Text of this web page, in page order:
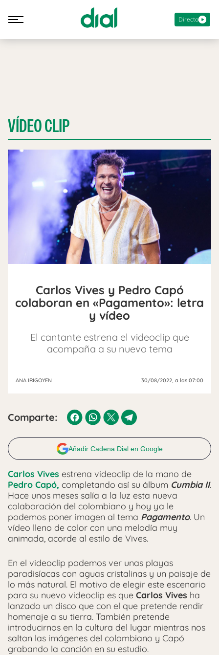
Directo
VÍDEO CLIP
Carlos Vives y Pedro Capó
colaboran en «Pagamento»: letra
y vídeo
El cantante estrena el videoclip que
acompaña a su nuevo tema
ANA IRIGOYEN 30/08/2022, a las 07:00
Comparte:
Añadir Cadena Dial en Google
Carlos Vives estrena videoclip de la mano de
Pedro Capó, completando así su álbum Cumbia II.
Hace unos meses salía a la luz esta nueva
colaboración del colombiano y hoy ya le
podemos poner imagen al tema Pagamento. Un
vídeo lleno de color con una melodía muy
animada, acorde al estilo de Vives.
En el videoclip podemos ver unas playas
paradisíacas con aguas cristalinas y un paisaje de
lo más natural. El motivo de elegir este escenario
para su nuevo videoclip es que Carlos Vives ha
lanzado un disco que con el que pretende rendir
homenaje a su tierra. También pretende
introducirnos en la cultura del lugar mientras nos
saltan las imágenes del colombiano y Capó
grabando la canción en su estudio.